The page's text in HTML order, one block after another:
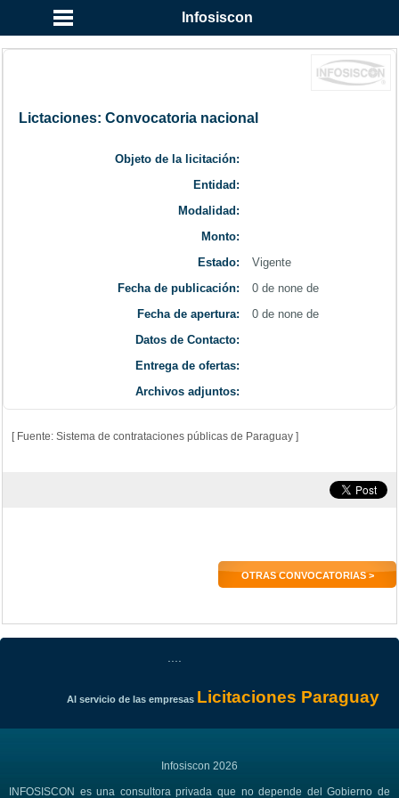
Infosiscon
Lictaciones: Convocatoria nacional
Objeto de la licitación:
Entidad:
Modalidad:
Monto:
Estado:
Vigente
Fecha de publicación:
0 de none de
Fecha de apertura:
0 de none de
Datos de Contacto:
Entrega de ofertas:
Archivos adjuntos:
[ Fuente: Sistema de contrataciones públicas de Paraguay ]
OTRAS CONVOCATORIAS >
Al servicio de las empresas Licitaciones Paraguay
Infosiscon 2026
INFOSISCON es una consultora privada que no depende del Gobierno de